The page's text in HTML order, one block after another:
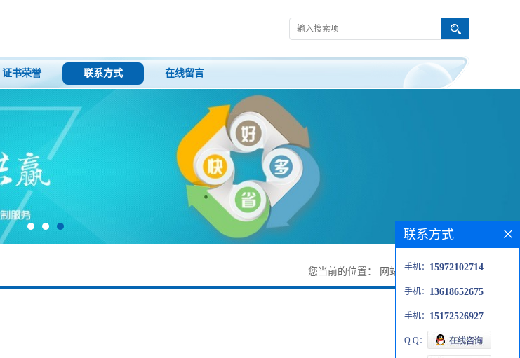
证书荣誉 联系方式 在线留言
您当前的位置： 网站首页> 联系方式
联系方式
手机： 15972102714
手机： 13618652675
手机： 15172526927
Q Q：